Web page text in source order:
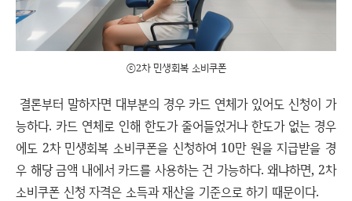
ⓒ2차 민생회복 소비쿠폰
결론부터 말하자면 대부분의 경우 카드 연체가 있어도 신청이 가
능하다. 카드 연체로 인해 한도가 줄어들었거나 한도가 없는 경우
에도 2차 민생회복 소비쿠폰을 신청하여 10만 원을 지급받을 경
우 해당 금액 내에서 카드를 사용하는 건 가능하다. 왜냐하면, 2차
소비쿠폰 신청 자격은 소득과 재산을 기준으로 하기 때문이다.